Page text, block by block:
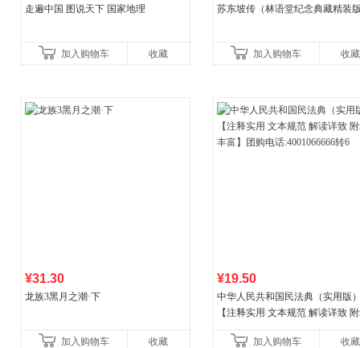
走遍中国 图说天下 国家地理
加入购物车 收藏
苏东坡传（林语堂纪念典藏精装
加入购物车 收藏
¥31.30
龙族3黑月之潮·下
加入购物车 收藏
¥19.50
中华人民共和国民法典（实用版
【注释实用 文本规范 解读详致
加入购物车
收藏